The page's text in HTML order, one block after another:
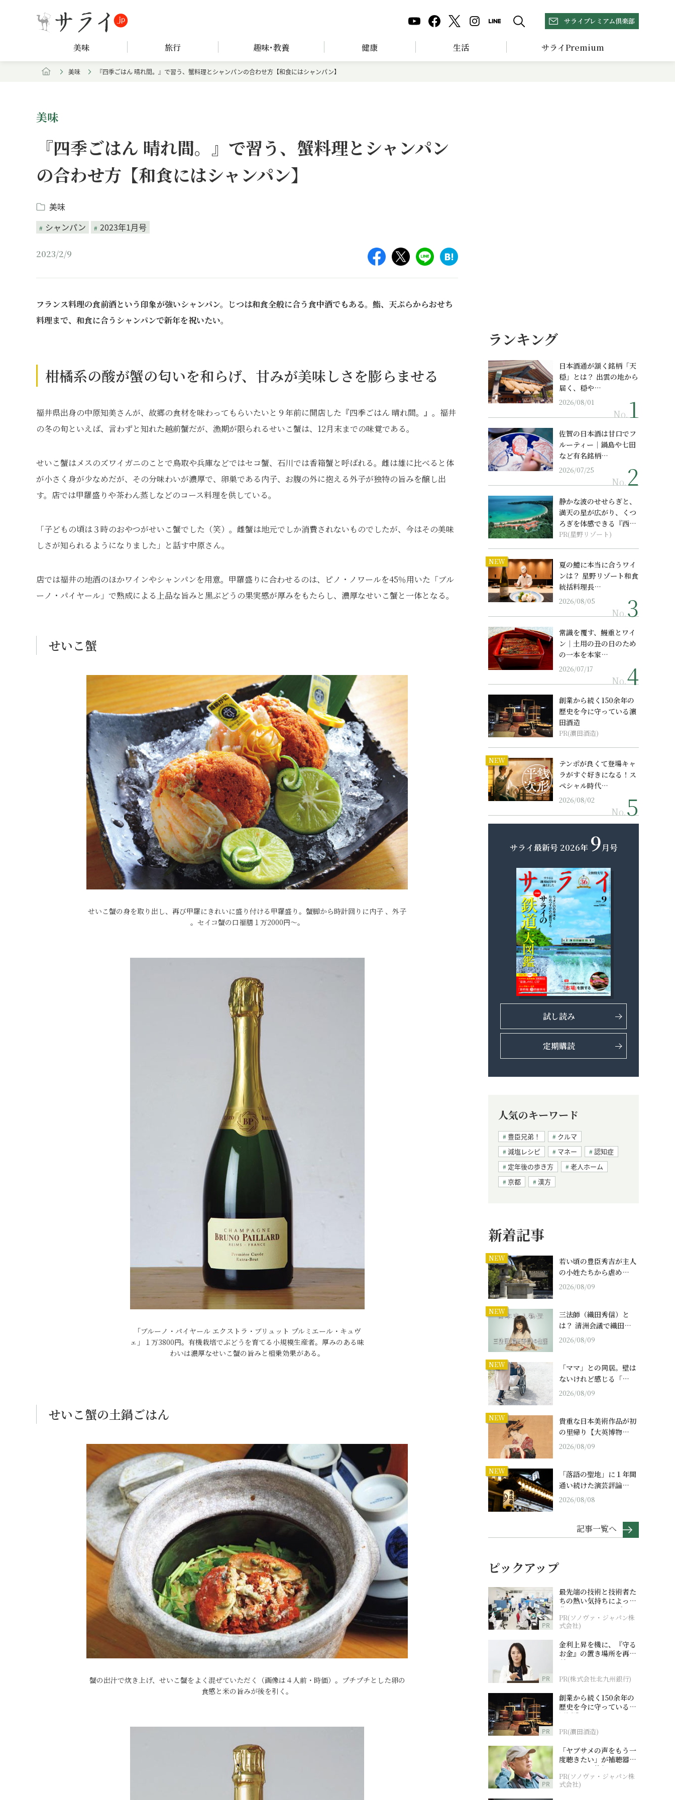
サライプレミアム倶楽部
美味 旅行 趣味･教養 健康 生活 サライPremium
美味 『四季ごはん 晴れ間。』で習う、蟹料理とシャンパンの合わせ方【和食にはシャンパン】
美味
『四季ごはん 晴れ間。』で習う、蟹料理とシャンパン
の合わせ方【和食にはシャンパン】
美味
シャンパン
2023年1月号
2023/2/9
フランス料理の食前酒という印象が強いシャンパン。じつは和食全般に合う食中酒でもある。鮨、天ぷらからおせち
料理まで、和食に合うシャンパンで新年を祝いたい。
柑橘系の酸が蟹の匂いを和らげ、甘みが美味しさを膨らませる
福井県出身の中原知美さんが、故郷の食材を味わってもらいたいと９年前に開店した『四季ごはん 晴れ間。』。福井
の冬の旬といえば、言わずと知れた越前蟹だが、漁期が限られるせいこ蟹は、12月末までの味覚である。
せいこ蟹はメスのズワイガニのことで鳥取や兵庫などではセコ蟹、石川では香箱蟹と呼ばれる。雌は雄に比べると体
が小さく身が少なめだが、その分味わいが濃厚で、卵巣である内子、お腹の外に抱える外子が独特の旨みを醸し出
す。店では甲羅盛りや茶わん蒸しなどのコース料理を供している。
「子どもの頃は３時のおやつがせいこ蟹でした（笑）。雌蟹は地元でしか消費されないものでしたが、今はその美味
しさが知られるようになりました」と話す中原さん。
店では福井の地酒のほかワインやシャンパンを用意。甲羅盛りに合わせるのは、ピノ・ノワールを45％用いた「ブル
ーノ・パイヤール」で熟成による上品な旨みと黒ぶどうの果実感が厚みをもたらし、濃厚なせいこ蟹と一体となる。
せいこ蟹
せいこ蟹の身を取り出し、再び甲羅にきれいに盛り付ける甲羅盛り。蟹脚から時計回りに内子 、外子
。セイコ蟹の口福膳１万2000円～。
「ブルーノ・パイヤール エクストラ・ブリュット プルミエール・キュヴ
ェ」１万3800円。有機栽培でぶどうを育てる小規模生産者。厚みのある味
わいは濃厚なせいこ蟹の旨みと相乗効果がある。
せいこ蟹の土鍋ごはん
蟹の出汁で炊き上げ、せいこ蟹をよく混ぜていただく（画像は４人前・時価）。プチプチとした卵の
食感と米の旨みが後を引く。
ランキング
日本酒通が頷く銘柄「天
穏」とは？ 出雲の地から
届く、穏や…
2026/08/01
No.
佐賀の日本酒は甘口でフ
ルーティー｜鍋島や七田
など有名銘柄…
2026/07/25
No.
静かな波のせせらぎと、
満天の星が広がり、くつ
ろぎを体感できる『西表
島ホテル by...
PR(星野リゾート)
NEW
夏の鱧に本当に合うワイ
ンは？ 星野リゾート和食
統括料理長…
2026/08/05
No.
常識を覆す、鰻重とワイ
ン｜土用の丑の日のため
の一本を本家…
2026/07/17
No.
創業から続く150余年の
歴史を今に守っている濵
田酒造
PR(濵田酒造)
NEW
テンポが良くて登場キャ
ラがすぐ好きになる！ス
ペシャル時代…
2026/08/02
No.
サライ最新号 2026年 9月号
試し読み
定期購読
人気のキーワード
豊臣兄弟！
クルマ
減塩レシピ
マネー
認知症
定年後の歩き方
老人ホーム
京都
漢方
新着記事
NEW
若い頃の豊臣秀吉が主人
の小姓たちから虐め…
2026/08/09
NEW
三法師（織田秀信）と
は？ 清洲会議で織田…
2026/08/09
NEW
「ママ」との同居。壁は
ないけれど感じる「…
2026/08/09
NEW
貴重な日本美術作品が初
の里帰り【大英博物…
2026/08/09
NEW
「落語の聖地」に１年間
通い続けた演芸評論…
2026/08/08
記事一覧へ
ピックアップ
PR
最先端の技術と技術者た
ちの熱い気持ちによって
作られているオーダーメ
イド補聴器
PR(ソノヴァ・ジャパン株
式会社)
PR
金利上昇を機に、『守る
お金』の置き場所を再検
討
PR(株式会社北九州銀行)
PR
創業から続く150余年の
歴史を今に守っている濵
田酒造
PR(濵田酒造)
PR
「ヤブサメの声をもう一
度聴きたい」が補聴器チ
ャレンジの後押しに
PR(ソノヴァ・ジャパン株
式会社)